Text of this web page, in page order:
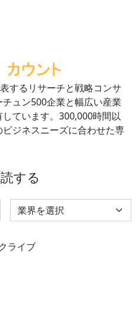
するリサーチと戦略コンサ
ュン500企業と幅広い産業
ています。300,000時間以
ジネスニーズに合わせた専
する
Select Industry
ライブ